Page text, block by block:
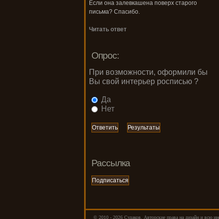
Если она залевкашена поверх старого
письма? Спасибо.
Читать ответ
Опрос:
При возможности, оформили бы
Вы свой интерьер росписью ?
Да
Нет
Рассылка
© 2010 - 2026 Cудаков. Авторские права на дизайн и всю